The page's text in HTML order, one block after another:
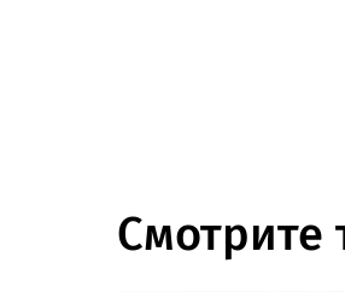
Смотрите